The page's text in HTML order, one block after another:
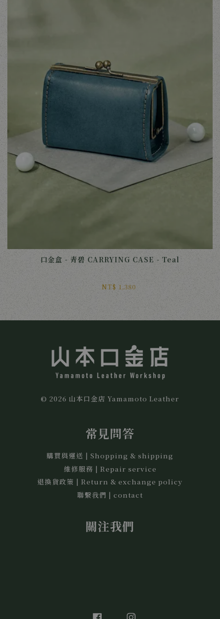
口金盒 - 青碧 CARRYING CASE - Teal
NT$ 1,380
© 2026 山本口金店 Yamamoto Leather
常見問答
購買與運送 | Shopping & shipping
維修服務 | Repair service
退換貨政策 | Return & exchange policy
聯繫我們 | contact
關注我們